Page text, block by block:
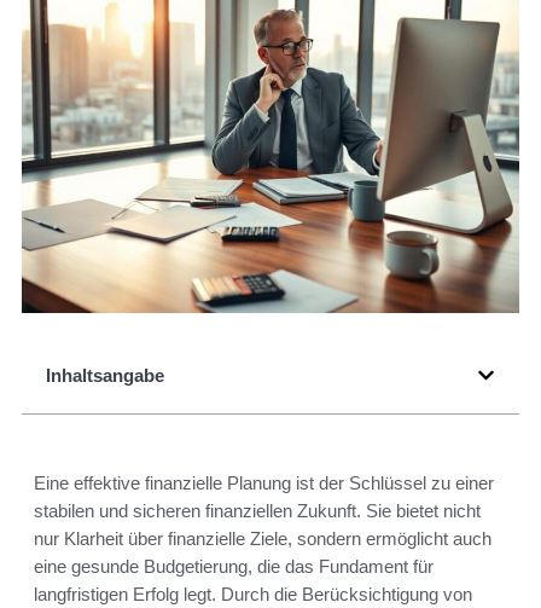
Inhaltsangabe
Eine effektive finanzielle Planung ist der Schlüssel zu einer
stabilen und sicheren finanziellen Zukunft. Sie bietet nicht
nur Klarheit über finanzielle Ziele, sondern ermöglicht auch
eine gesunde Budgetierung, die das Fundament für
langfristigen Erfolg legt. Durch die Berücksichtigung von